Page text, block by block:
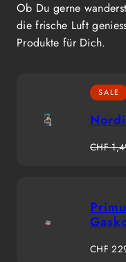
Ob Du gerne
die frische Luft
Produkte für Dich.
SALE
CHF
CHF